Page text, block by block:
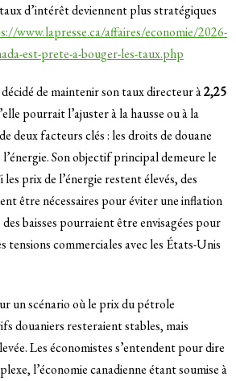
d’intérêt deviennent plus stratégiques
www.lapresse.ca/affaires/economie/2026-
est-prete-a-bouger-les-taux.php
de maintenir son taux directeur à2,25
pourrait l’ajuster à la hausse ou à la
deux facteurs clés : les droits de douane
Son objectif principal demeure le
prix de l’énergie restent élevés, des
être nécessaires pour éviter une inflation
baisses pourraient être envisagées pour
tensions commerciales avec les États-Unis
un scénario où le prix du pétrole
douaniers resteraient stables, mais
Les économistes s’entendent pour dire
l’économie canadienne étant soumise à